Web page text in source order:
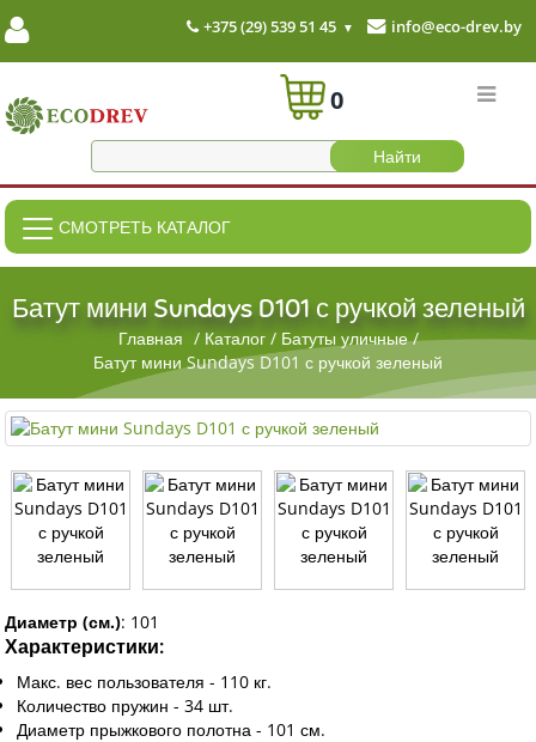
+375 (29) 539 51 45 info@eco-drev.by
0
СМОТРЕТЬ КАТАЛОГ
Батут мини Sundays D101 с ручкой зеленый
Главная / Каталог/ Батуты уличные/
Батут мини Sundays D101 с ручкой зеленый
Диаметр (см.): 101
Характеристики:
Макс. вес пользователя - 110 кг.
Количество пружин - 34 шт.
Диаметр прыжкового полотна - 101 см.